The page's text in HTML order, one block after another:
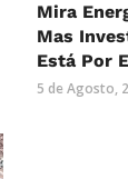
Mira
Mas
Está Por
5 de Agosto,